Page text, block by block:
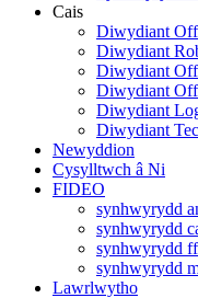
Cais
Diwydiant
Diwydiant
Diwydiant
Diwydiant
Diwydiant
Diwydiant
Newyddion
Cysylltwch â Ni
FIDEO
synhwyrydd
synhwyrydd
synhwyrydd
synhwyrydd
Lawrlwytho